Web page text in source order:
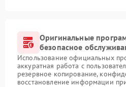
Оригинальные
безопасное
Использование официальных
аккуратная работа с
резервное копирование,
восстановление информации